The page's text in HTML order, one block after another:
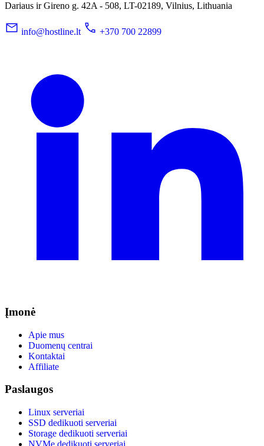
Dariaus ir Gireno g. 42A - 508, LT-02189, Vilnius, Lithuania
info@hostline.lt
+370 700 22899
Įmonė
Apie mus
Duomenų centrai
Kontaktai
Affiliate
Paslaugos
Linux serveriai
SSD dedikuoti serveriai
Storage dedikuoti serveriai
NVMe dedikuoti serveriai